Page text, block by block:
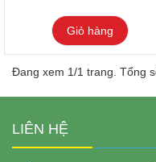
Giỏ hàng
Đang xem 1/1 trang. Tổng
LIÊN HỆ